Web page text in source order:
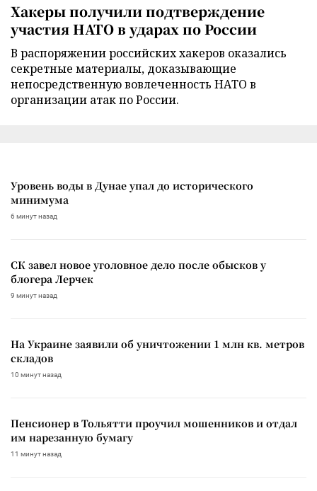
Хакеры получили подтверждение
участия НАТО в ударах по России
В распоряжении российских хакеров оказались
секретные материалы, доказывающие
непосредственную вовлеченность НАТО в
организации атак по России.
Уровень воды в Дунае упал до исторического
минимума
6 минут назад
СК завел новое уголовное дело после обысков у
блогера Лерчек
9 минут назад
На Украине заявили об уничтожении 1 млн кв. метров
складов
10 минут назад
Пенсионер в Тольятти проучил мошенников и отдал
им нарезанную бумагу
11 минут назад